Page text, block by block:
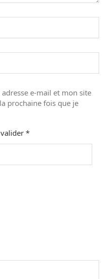
e-mail et mon site
prochaine fois que je
*